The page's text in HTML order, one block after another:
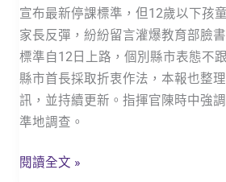
宣布最新停課標準，但12歲以下孩
家長反彈，紛紛留言灌爆教育部臉
標準自12日上路，個別縣市表態不
縣市首長採取折衷作法，本報也整
訊，並持續更新。指揮官陳時中強
準地調查。
上
路
各
縣
市
作
看
閱讀全文 »